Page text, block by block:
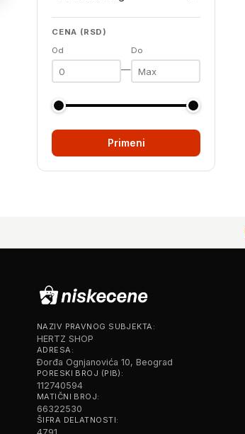
CENA (RSD)
Od
—
Do
Primeni
NAZIV PRAVNOG SUBJEKTA:
HERTZ SHOP
ADRESA:
Đorđa Ognjanovića 10, Beograd
PORESKI BROJ (PIB):
112740594
MATIČNI BROJ:
66322530
ŠIFRA DELATNOSTI: